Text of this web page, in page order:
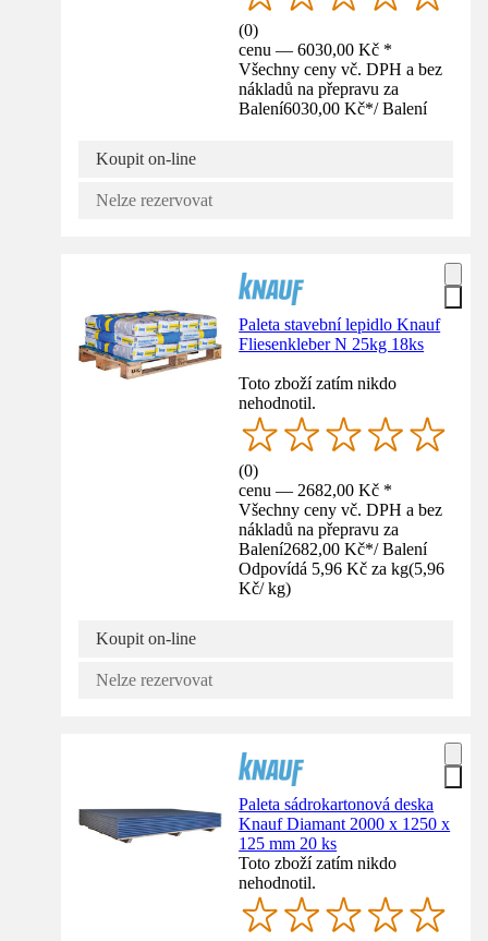
(0)
cenu — 6030,00 Kč *
Všechny ceny vč. DPH a bez
nákladů na přepravu za
Balení6030,00 Kč*/ Balení
Koupit on-line
Nelze rezervovat
Paleta stavební lepidlo Knauf
Fliesenkleber N 25kg 18ks
Toto zboží zatím nikdo
nehodnotil.
(0)
cenu — 2682,00 Kč *
Všechny ceny vč. DPH a bez
nákladů na přepravu za
Balení2682,00 Kč*/ Balení
Odpovídá 5,96 Kč za kg(5,96
Kč/ kg)
Koupit on-line
Nelze rezervovat
Paleta sádrokartonová deska
Knauf Diamant 2000 x 1250 x
125 mm 20 ks
Toto zboží zatím nikdo
nehodnotil.